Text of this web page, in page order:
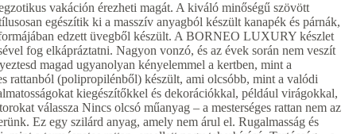
vakáción érezheti magát. A kiváló minőségű szövött
egészítik ki a masszív anyagból készült kanapék és párnák,
edzett üvegből készült. A BORNEO LUXURY készlet
fog elkápráztatni. Nagyon vonzó, és az évek során nem veszít
magad ugyanolyan kényelemmel a kertben, mint a
rattanból (polipropilénből) készült, ami olcsóbb, mint a valódi
kiegészítőkkel és dekorációkkal, például virágokkal,
válassza Nincs olcsó műanyag – a mesterséges rattan nem az
Ez egy szilárd anyag, amely nem árul el. Rugalmasság és